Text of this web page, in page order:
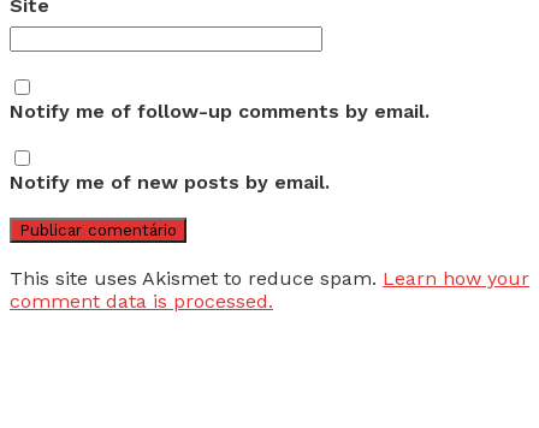
Site
Notify me of follow-up comments by email.
Notify me of new posts by email.
This site uses Akismet to reduce spam. Learn how your
comment data is processed.